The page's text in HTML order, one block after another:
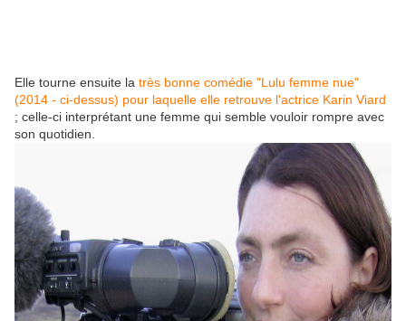
Elle tourne ensuite la très bonne comédie "Lulu femme nue"
(2014 - ci-dessus) pour laquelle elle retrouve l'actrice Karin Viard
; celle-ci interprétant une femme qui semble vouloir rompre avec
son quotidien.